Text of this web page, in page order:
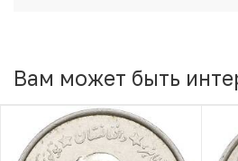
Вам может быть